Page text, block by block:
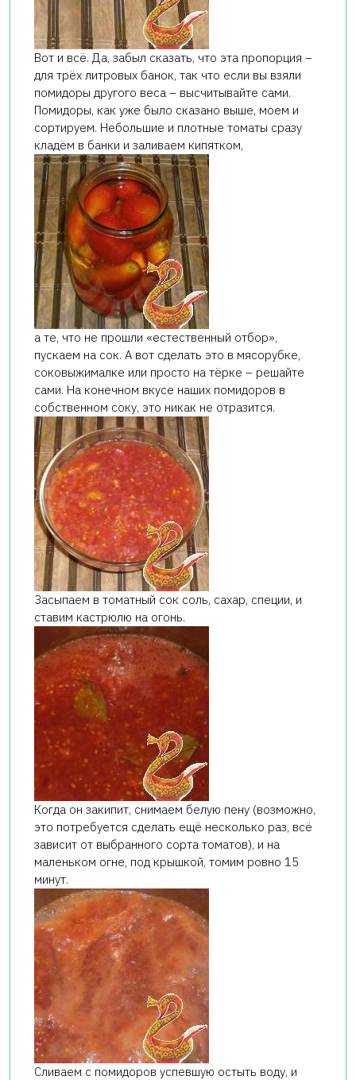
Вот и всё. Да, забыл сказать, что эта пропорция –
для трёх литровых банок, так что если вы взяли
помидоры другого веса – высчитывайте сами.
Помидоры, как уже было сказано выше, моем и
сортируем. Небольшие и плотные томаты сразу
кладём в банки и заливаем кипятком,
а те, что не прошли «естественный отбор»,
пускаем на сок. А вот сделать это в мясорубке,
соковыжималке или просто на тёрке – решайте
сами. На конечном вкусе наших помидоров в
собственном соку, это никак не отразится.
Засыпаем в томатный сок соль, сахар, специи, и
ставим кастрюлю на огонь.
Когда он закипит, снимаем белую пену (возможно,
это потребуется сделать ещё несколько раз, всё
зависит от выбранного сорта томатов), и на
маленьком огне, под крышкой, томим ровно 15
минут.
Сливаем с помидоров успевшую остыть воду, и